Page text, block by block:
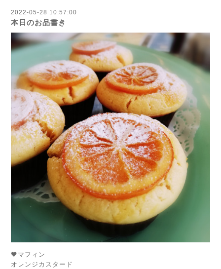
2022-05-28 10:57:00
本日のお品書き
🖤マフィン
オレンジカスタード